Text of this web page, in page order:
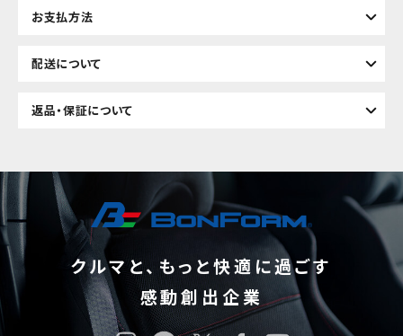
お支払方法
配送について
返品・保証について
クルマと、もっと快適に過ごす
感動創出企業